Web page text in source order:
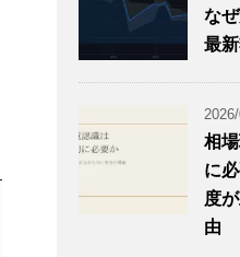
な
最
相
に
度
由